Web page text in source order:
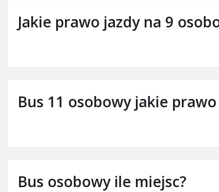
Jakie prawo jazdy na 9
Bus 11 osobowy jakie
Bus osobowy ile miejsc?